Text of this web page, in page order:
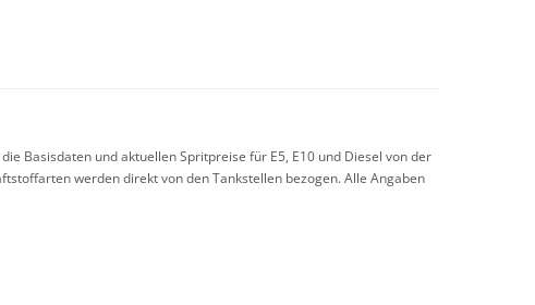
Basisdaten und aktuellen Spritpreise für E5, E10 und Diesel von der
werden direkt von den Tankstellen bezogen. Alle Angaben